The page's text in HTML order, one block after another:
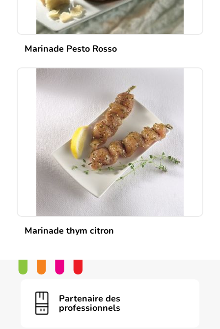
Marinade Pesto Rosso
Marinade thym citron
Partenaire des
professionnels